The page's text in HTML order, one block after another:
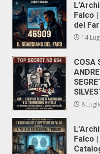
Falco
del
14
COSA
8
Falco |